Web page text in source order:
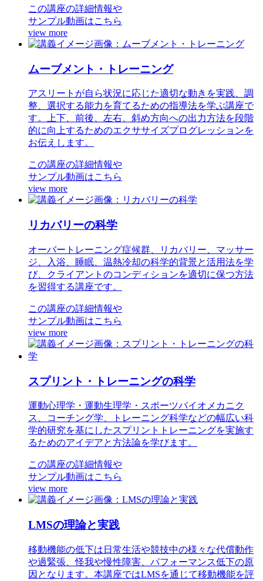
この講座の詳細情報や
サンプル動画はこちら
view more
ムーブメント・トレーニング
アスリートが自ら状況に応じた適切な動きを実践、調
整、選択する能力を育てるための指導法を学ぶ講座で
す。上下、前後、左右、斜め方向への出力方法を段階
的に向上するためのエクササイズプログレッションを
お伝えします。
この講座の詳細情報や
サンプル動画はこちら
view more
リカバリーの科学
オーバートレーニング症候群、リカバリー、マッサー
ジ、入浴、睡眠、温熱冷却の科学的背景と活用法を学
び、クライアントのコンディションを適切に保つ方法
を習得する講座です。
この講座の詳細情報や
サンプル動画はこちら
view more
スプリント・トレーニングの科学
運動心理学・運動生理学・スポーツバイオメカニク
ス、コーチング学、トレーニング科学などの幅広い科
学的研究を基にしたスプリントトレーニングを実施す
るためのアイデアと方法論を学びます。
この講座の詳細情報や
サンプル動画はこちら
view more
LMSの理論と実践
移動機能の低下は日常生活や競技中の様々な代償動作
や過緊張、怪我や慢性障害、パフォーマンス低下の原
因となります。本講座ではLMSを通じて移動機能を評